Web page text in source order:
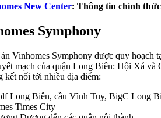
New Center: Thông tin chính
Symphony
Vinhomes Symphony được quy hoạch
mạch của quận Long Biên: Hội Xá
kết nối tới nhiều địa điểm:
Long Biên, cầu Vĩnh Tuy, BigC Long
Times City